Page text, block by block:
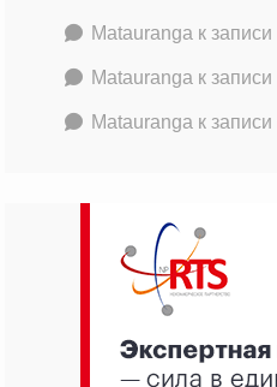
Matauranga к записи
Matauranga к записи
Matauranga к записи